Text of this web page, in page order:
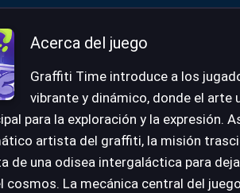
Acerca del juego
Graffiti Time introduce a los
vibrante y dinámico, donde el arte
para la exploración y la expresión.
artista del graffiti, la misión
de una odisea intergaláctica para
cosmos. La mecánica central del